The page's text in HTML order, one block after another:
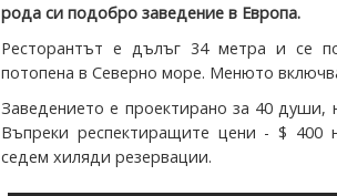
рода си подобро заведение в Европа.
Ресторантът е дълъг 34 метра и се
потопена в Северно море. Менюто
Заведението е проектирано за 40
Въпреки респектиращите цени - $ 400
седем хиляди резервации.